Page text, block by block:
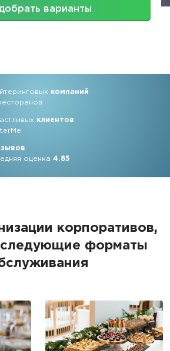
варианты
компаний
клиентов
оценка4.85
корпоративов,
форматы